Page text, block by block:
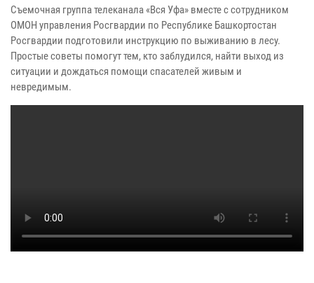
Съемочная группа телеканала «Вся Уфа» вместе с сотрудником
ОМОН управления Росгвардии по Республике Башкортостан
Росгвардии подготовили инструкцию по выживанию в лесу.
Простые советы помогут тем, кто заблудился, найти выход из
ситуации и дождаться помощи спасателей живым и
невредимым.